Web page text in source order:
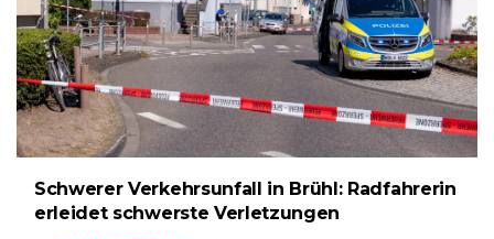
Schwerer Verkehrsunfall in Brühl: Radfahrerin
erleidet schwerste Verletzungen